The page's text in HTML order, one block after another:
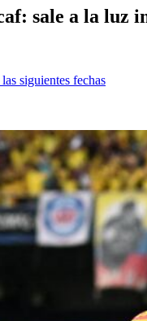
sale a la luz
siguientes fechas